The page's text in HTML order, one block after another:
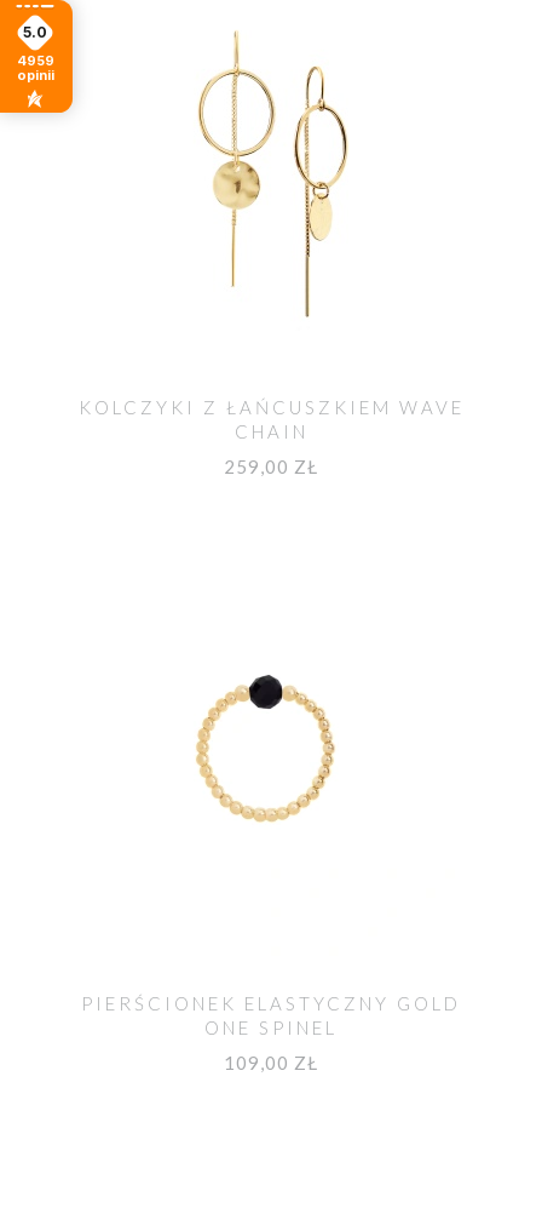
KOLCZYKI Z ŁAŃCUSZKIEM WAVE
CHAIN
259,00 ZŁ
PIERŚCIONEK ELASTYCZNY GOLD
ONE SPINEL
109,00 ZŁ
5.0
4959
opinii